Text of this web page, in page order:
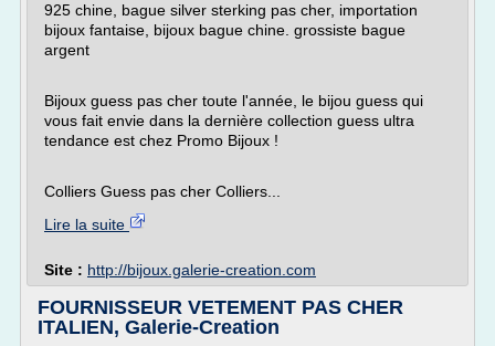
925 chine, bague silver sterking pas cher, importation
bijoux fantaise, bijoux bague chine. grossiste bague
argent
Bijoux guess pas cher toute l'année, le bijou guess qui
vous fait envie dans la dernière collection guess ultra
tendance est chez Promo Bijoux !
Colliers Guess pas cher Colliers...
Lire la suite
Site : http://bijoux.galerie-creation.com
FOURNISSEUR VETEMENT PAS CHER
ITALIEN, Galerie-Creation